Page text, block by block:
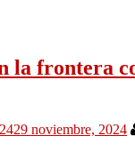
la frontera
29 noviembre, 2024